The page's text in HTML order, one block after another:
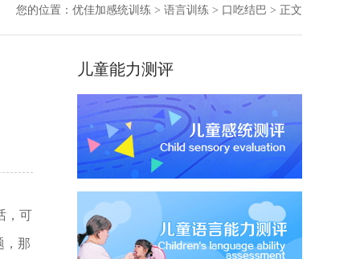
您的位置： 优佳加感统训练 > 语言训练 > 口吃结巴 > 正文
，可
，那
儿童能力测评